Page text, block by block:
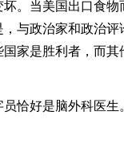
。当美国出口食
与政治家和政治
家是胜利者，而
恰好是脑外科医